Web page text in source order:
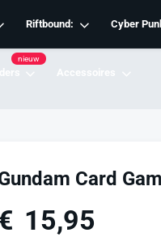
Riftbound: Cyber
nieuw
Accessoires
Card
15,95